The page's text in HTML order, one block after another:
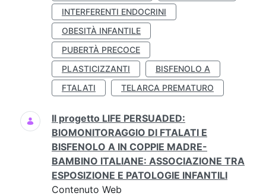
INTERFERENTI ENDOCRINI
OBESITÀ INFANTILE
PUBERTÀ PRECOCE
PLASTICIZZANTI
BISFENOLO A
FTALATI
TELARCA PREMATURO
Il progetto LIFE PERSUADED:
BIOMONITORAGGIO DI FTALATI E
BISFENOLO A IN COPPIE MADRE-
BAMBINO ITALIANE: ASSOCIAZIONE TRA
ESPOSIZIONE E PATOLOGIE INFANTILI
Contenuto Web